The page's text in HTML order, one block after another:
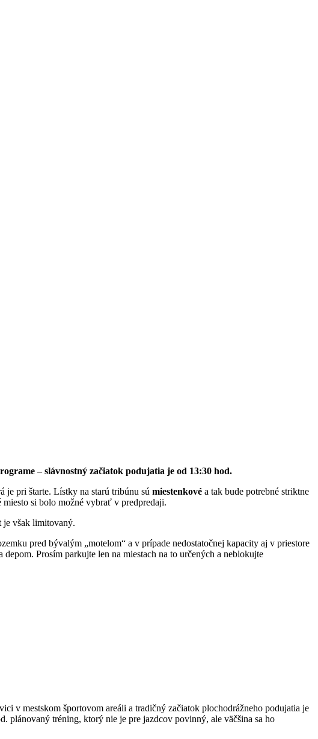
– slávnostný začiatok podujatia je od 13:30 hod.
je pri štarte. Lístky na starú tribúnu sú miestenkové a tak bude potrebné striktne
si bolo možné vybrať v predpredaji.
je však limitovaný.
pred bývalým „motelom“ a v prípade nedostatočnej kapacity aj v priestore
Prosím parkujte len na miestach na to určených a neblokujte
v mestskom športovom areáli a tradičný začiatok plochodrážneho podujatia je
plánovaný tréning, ktorý nie je pre jazdcov povinný, ale väčšina sa ho